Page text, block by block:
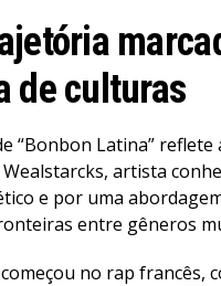
de culturas
“Bonbon Latina” reflete
artista
e por uma
entre gêneros
no rap francês,